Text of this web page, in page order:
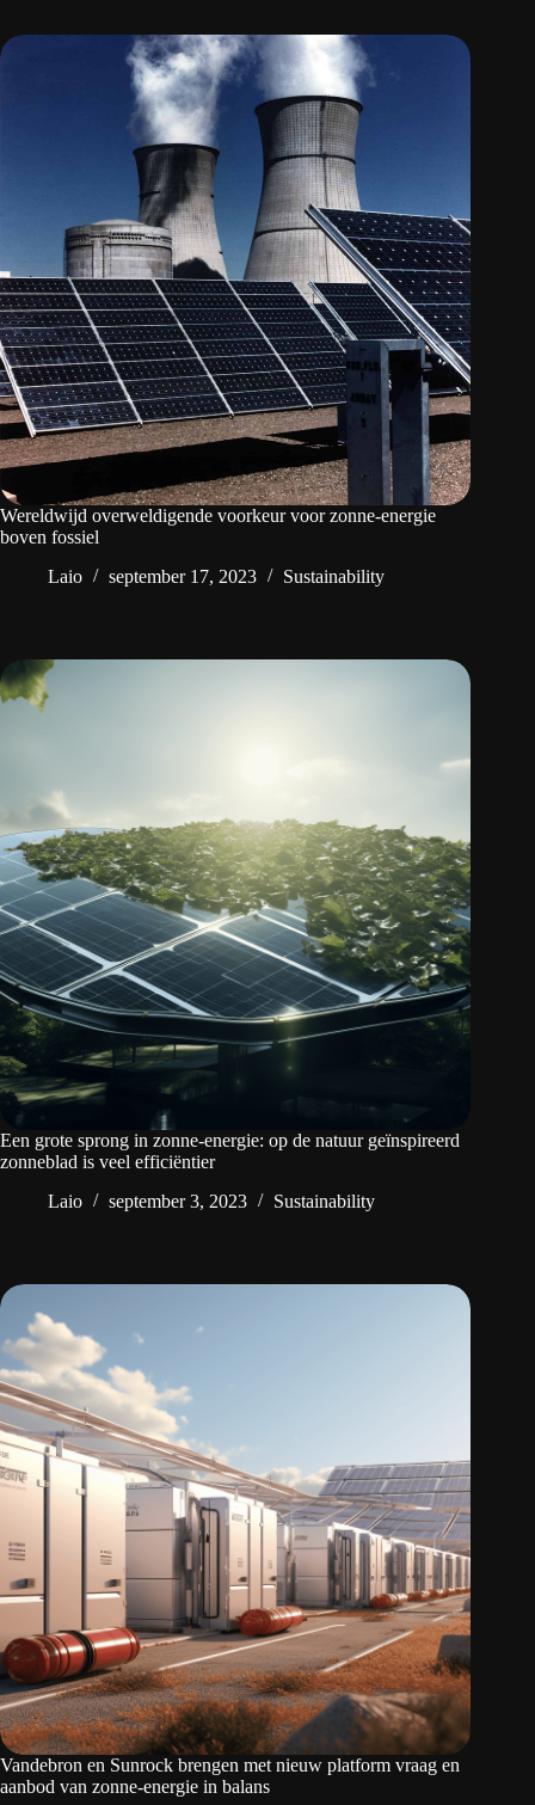
Wereldwijd overweldigende voorkeur voor zonne-energie
boven fossiel
Laio
september 17, 2023 Sustainability
Een grote sprong in zonne-energie: op de natuur geïnspireerd
zonneblad is veel efficiëntier
Laio
september 3, 2023 Sustainability
Vandebron en Sunrock brengen met nieuw platform vraag en
aanbod van zonne-energie in balans